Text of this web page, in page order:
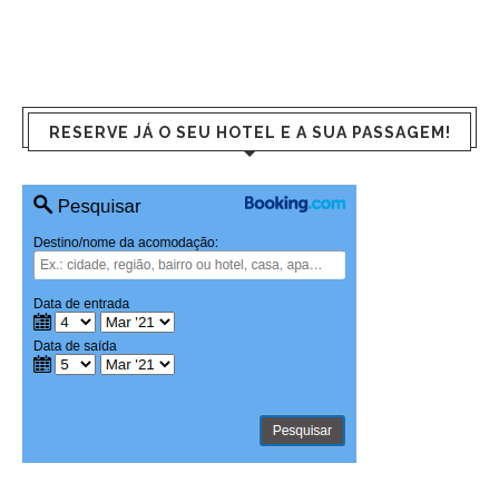
RESERVE JÁ O SEU HOTEL E A SUA PASSAGEM!